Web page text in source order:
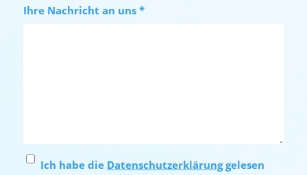
Ihre Nachricht an uns *
Ich habe die Datenschutzerklärunggelesen